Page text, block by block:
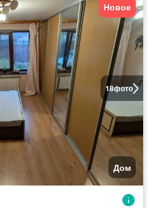
18фото
Новое
Дом